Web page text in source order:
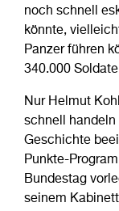
noch schnell
könnte,
Panzer führen
340.000
Nur Helmut
schnell handeln
Geschichte
Punkte-
Bundestag
seinem